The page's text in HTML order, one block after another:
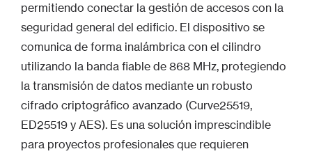
permitiendo conectar la gestión de accesos con la
seguridad general del edificio. El dispositivo se
comunica de forma inalámbrica con el cilindro
utilizando la banda fiable de 868 MHz, protegiendo
la transmisión de datos mediante un robusto
cifrado criptográfico avanzado (Curve25519,
ED25519 y AES). Es una solución imprescindible
para proyectos profesionales que requieren